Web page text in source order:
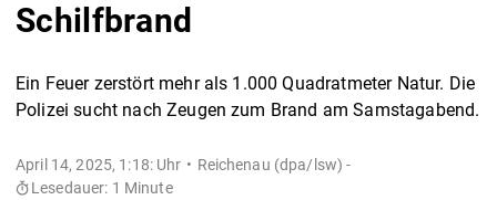
Schilfbrand
Ein Feuer zerstört mehr als 1.000 Quadratmeter Natur. Die
Polizei sucht nach Zeugen zum Brand am Samstagabend.
April 14, 2025, 1:18: Uhr
Reichenau (dpa/lsw) -
Lesedauer: 1 Minute